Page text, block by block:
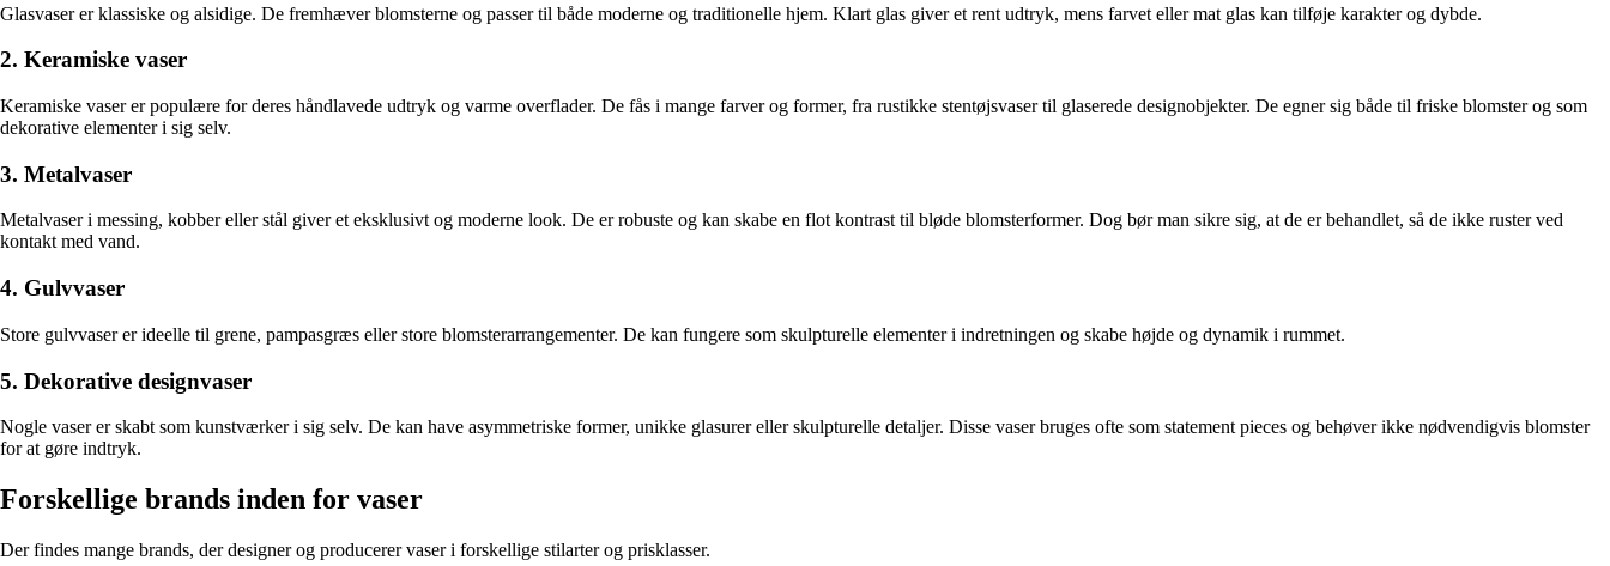
Glasvaser er klassiske og alsidige. De fremhæver blomsterne og passer til både moderne og traditionelle hjem. Klart glas giver et rent udtryk, mens farvet eller mat glas kan tilføje karakter og dybde.
2. Keramiske vaser
Keramiske vaser er populære for deres håndlavede udtryk og varme overflader. De fås i mange farver og former, fra rustikke stentøjsvaser til glaserede designobjekter. De egner sig både til friske blomster og som
dekorative elementer i sig selv.
3. Metalvaser
Metalvaser i messing, kobber eller stål giver et eksklusivt og moderne look. De er robuste og kan skabe en flot kontrast til bløde blomsterformer. Dog bør man sikre sig, at de er behandlet, så de ikke ruster ved
kontakt med vand.
4. Gulvvaser
Store gulvvaser er ideelle til grene, pampasgræs eller store blomsterarrangementer. De kan fungere som skulpturelle elementer i indretningen og skabe højde og dynamik i rummet.
5. Dekorative designvaser
Nogle vaser er skabt som kunstværker i sig selv. De kan have asymmetriske former, unikke glasurer eller skulpturelle detaljer. Disse vaser bruges ofte som statement pieces og behøver ikke nødvendigvis blomster
for at gøre indtryk.
Forskellige brands inden for vaser
Der findes mange brands, der designer og producerer vaser i forskellige stilarter og prisklasser.